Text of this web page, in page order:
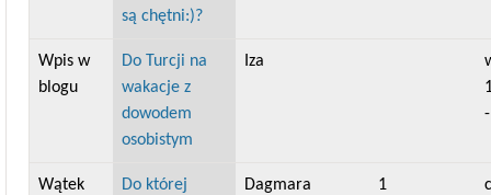
są chętni:)?
Wpis w
blogu
Do Turcji na
wakacje z
dowodem
osobistym
Iza
Wątek
Do której
Dagmara 1